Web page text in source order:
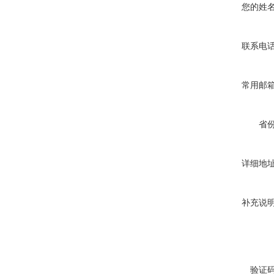
您的姓
联系电
常用邮
省
详细地
补充说
验证